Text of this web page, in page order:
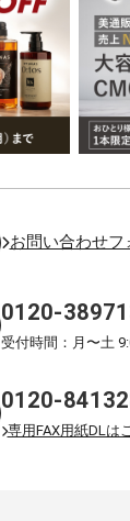
お問い合わせフ
0120-
受付時間：月〜土
0120-
専用FAX用紙DLは